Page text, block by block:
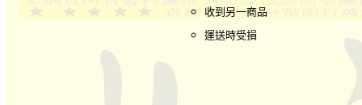
收到另一商品
運送時受損